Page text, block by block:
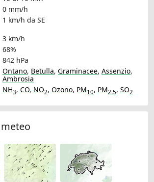
0 mm/h
1 km/h da SE
3 km/h
68%
842 hPa
Ontano, Betulla, Graminacee, Assenzio,
Ambrosia
NH3, CO, NO2, Ozono, PM10, PM2.5, SO2